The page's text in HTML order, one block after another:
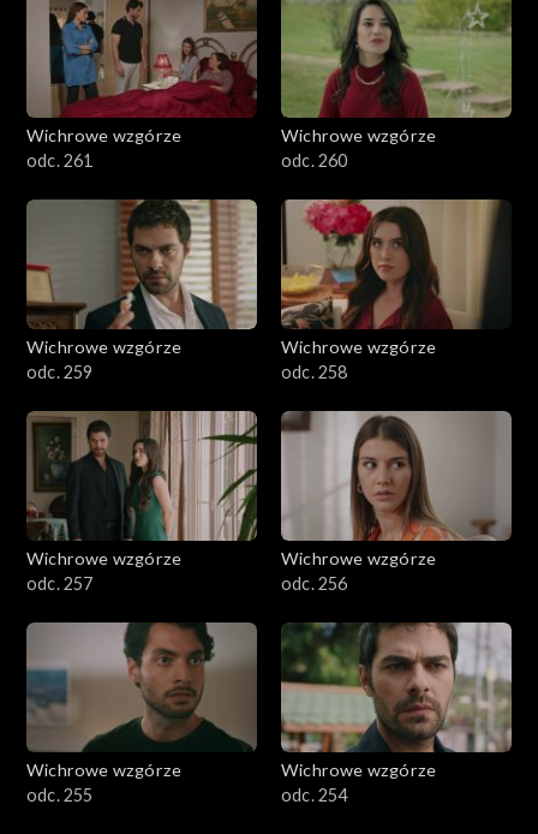
Wichrowe wzgórze
odc. 261
Wichrowe wzgórze
odc. 260
Wichrowe wzgórze
odc. 259
Wichrowe wzgórze
odc. 258
Wichrowe wzgórze
odc. 257
Wichrowe wzgórze
odc. 256
Wichrowe wzgórze
odc. 255
Wichrowe wzgórze
odc. 254